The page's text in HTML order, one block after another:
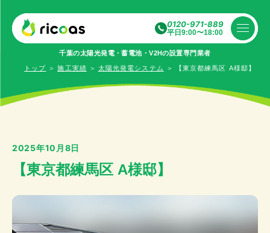
0120-971-889
平日9:00〜18:00
千葉の太陽光発電・蓄電池・V2Hの設置専⾨業者
トップ ＞ 施工実績 ＞ 太陽光発電システム ＞ 【東京都練馬区 A様邸】
2025年10月8日
【東京都練馬区 A様邸】